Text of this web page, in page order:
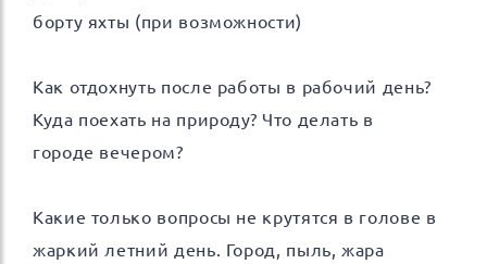
борту яхты (при возможности)
Как отдохнуть после работы в рабочий день?
Куда поехать на природу? Что делать в
городе вечером?
Какие только вопросы не крутятся в голове в
жаркий летний день. Город, пыль, жара